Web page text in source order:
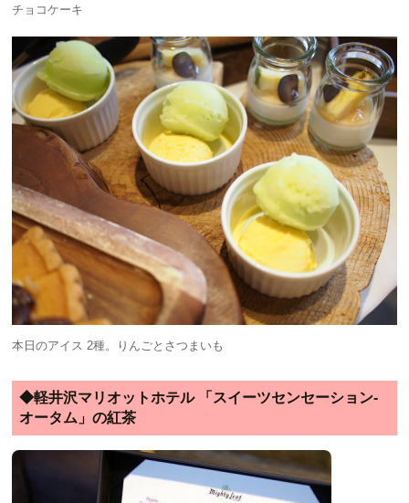
チョコケーキ
本日のアイス 2種。りんごとさつまいも
◆軽井沢マリオットホテル 「スイーツセンセーション-
オータム」の紅茶